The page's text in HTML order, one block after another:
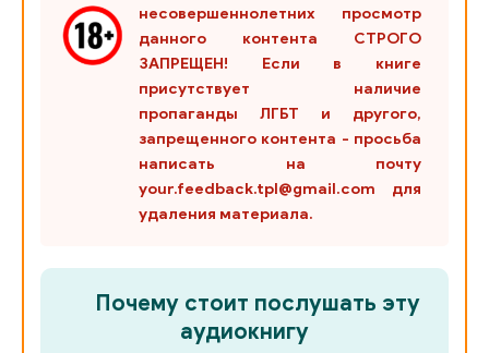
029
030
031_Глава 13
033_Глава 14
035
036_Глава 15
несовершеннолетних просмотр
данного контента СТРОГО
ЗАПРЕЩЕН! Если в книге
присутствует наличие
пропаганды ЛГБТ и другого,
запрещенного контента - просьба
написать на почту
your.feedback.tpl@gmail.com для
удаления материала.
Почему стоит послушать эту
аудиокнигу